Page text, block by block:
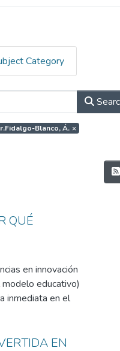
Category
Blanco, Á. ×
QUÉ
en innovación
educativo)
inmediata en el
aplicar de
EN